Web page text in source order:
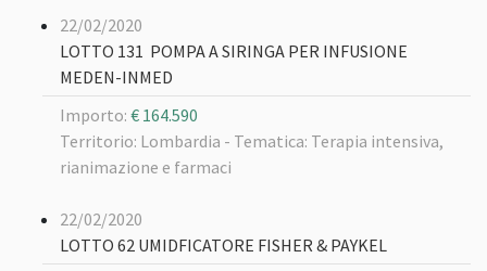
22/02/2020
LOTTO 131 POMPA A SIRINGA PER INFUSIONE
MEDEN-INMED
Importo: € 164.590
Territorio: Lombardia - Tematica: Terapia intensiva,
rianimazione e farmaci
22/02/2020
LOTTO 62 UMIDFICATORE FISHER & PAYKEL